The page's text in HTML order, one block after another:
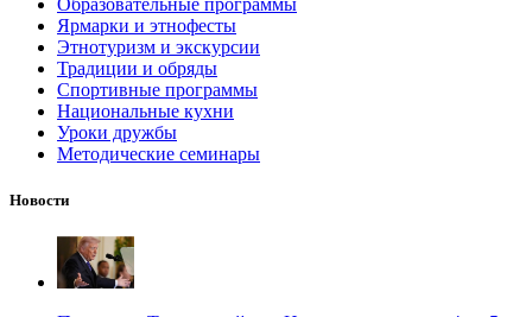
Ярмарки и этнофесты
Этнотуризм и экскурсии
Традиции и обряды
Спортивные программы
Национальные кухни
Уроки дружбы
Методические семинары
Новости